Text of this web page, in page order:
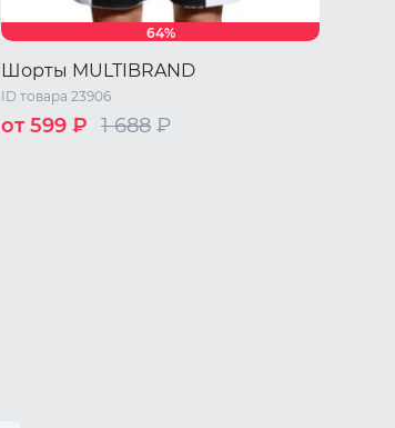
64%
Шорты MULTIBRAND
ID товара 23906
от 599 ₽ 1 688 ₽